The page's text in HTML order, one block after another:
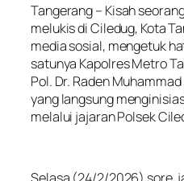
Tangerang – Kisah
melukis di Ciledug, Kota
media sosial, mengetuk
satunya Kapolres Metro
Pol. Dr. Raden
yang langsung
melalui jajaran Polsek